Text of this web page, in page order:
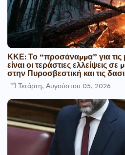
ΚΚΕ: Το “προσάναµµα” για τις
είναι οι τεράστιες ελλείψεις
στην Πυροσβεστική και τις
Τετάρτη, Αυγούστου 05, 2026